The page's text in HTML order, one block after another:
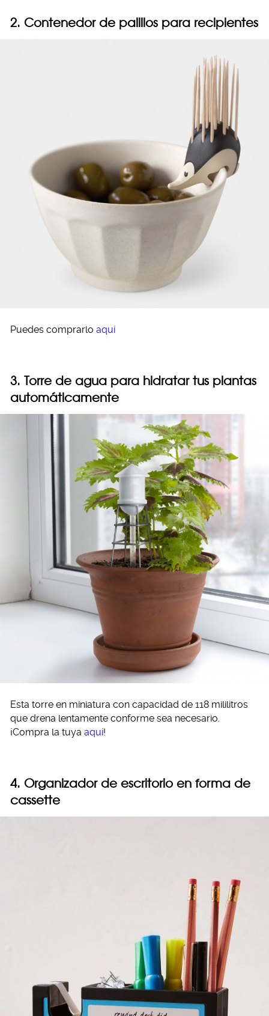
2. Contenedor de palillos para recipientes
Puedes comprarlo aquí
3. Torre de agua para hidratar tus plantas
automáticamente
Esta torre en miniatura con capacidad de 118 mililitros
que drena lentamente conforme sea necesario.
¡Compra la tuya aquí!
4. Organizador de escritorio en forma de
cassette